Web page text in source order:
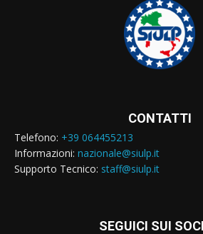
CONTATTI
Telefono: +39 064455213
Informazioni: nazionale@siulp.it
Supporto Tecnico: staff@siulp.it
SEGUICI SUI